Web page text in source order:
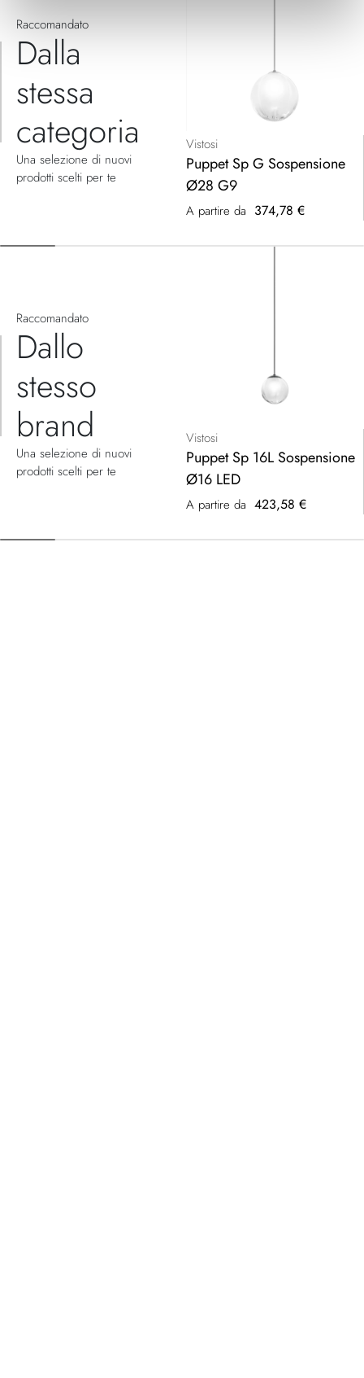
Raccomandato
Dalla
stessa
categoria
Una selezione di nuovi
prodotti scelti per te
Vistosi
Puppet Sp G Sospensione
Ø28 G9
A partire da 374,78 €
Raccomandato
Dallo
stesso
brand
Una selezione di nuovi
prodotti scelti per te
Vistosi
Puppet Sp 16L Sospensione
Ø16 LED
A partire da 423,58 €